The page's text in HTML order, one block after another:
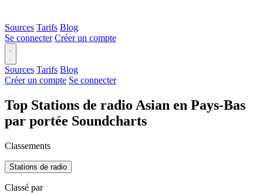
Sources Tarifs Blog
Se connecter Créer un compte
Sources Tarifs Blog
Créer un compte Se connecter
Top Stations de radio Asian en Pays-Bas
par portée Soundcharts
Classements
Stations de radio
Classé par